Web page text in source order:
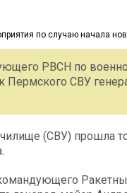
РВСН по
СВУ
(СВУ) прошла